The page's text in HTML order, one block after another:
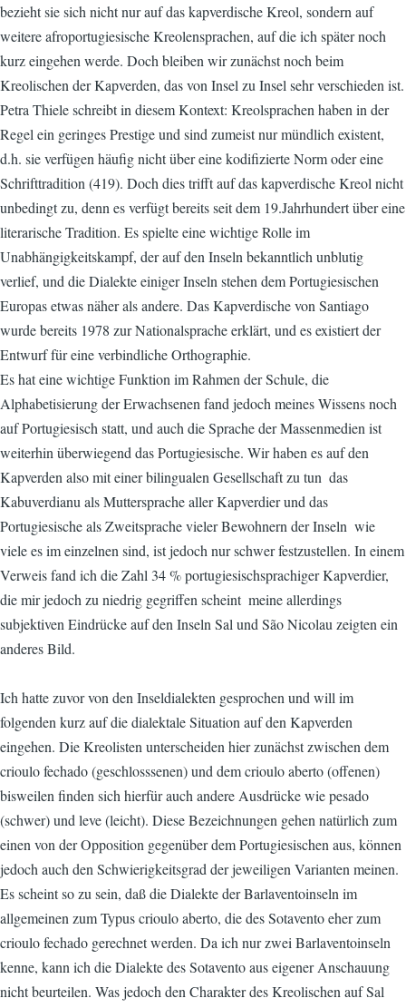
bezieht sie sich nicht nur auf das kapverdische Kreol, sondern auf
weitere afroportugiesische Kreolensprachen, auf die ich später noch
kurz eingehen werde. Doch bleiben wir zunächst noch beim
Kreolischen der Kapverden, das von Insel zu Insel sehr verschieden ist.
Petra Thiele schreibt in diesem Kontext: Kreolsprachen haben in der
Regel ein geringes Prestige und sind zumeist nur mündlich existent,
d.h. sie verfügen häufig nicht über eine kodifizierte Norm oder eine
Schrifttradition (419). Doch dies trifft auf das kapverdische Kreol nicht
unbedingt zu, denn es verfügt bereits seit dem 19.Jahrhundert über eine
literarische Tradition. Es spielte eine wichtige Rolle im
Unabhängigkeitskampf, der auf den Inseln bekanntlich unblutig
verlief, und die Dialekte einiger Inseln stehen dem Portugiesischen
Europas etwas näher als andere. Das Kapverdische von Santiago
wurde bereits 1978 zur Nationalsprache erklärt, und es existiert der
Entwurf für eine verbindliche Orthographie.
Es hat eine wichtige Funktion im Rahmen der Schule, die
Alphabetisierung der Erwachsenen fand jedoch meines Wissens noch
auf Portugiesisch statt, und auch die Sprache der Massenmedien ist
weiterhin überwiegend das Portugiesische. Wir haben es auf den
Kapverden also mit einer bilingualen Gesellschaft zu tun  das
Kabuverdianu als Muttersprache aller Kapverdier und das
Portugiesische als Zweitsprache vieler Bewohnern der Inseln  wie
viele es im einzelnen sind, ist jedoch nur schwer festzustellen. In einem
Verweis fand ich die Zahl 34 % portugiesischsprachiger Kapverdier,
die mir jedoch zu niedrig gegriffen scheint  meine allerdings
subjektiven Eindrücke auf den Inseln Sal und São Nicolau zeigten ein
anderes Bild.
Ich hatte zuvor von den Inseldialekten gesprochen und will im
folgenden kurz auf die dialektale Situation auf den Kapverden
eingehen. Die Kreolisten unterscheiden hier zunächst zwischen dem
crioulo fechado (geschlosssenen) und dem crioulo aberto (offenen)
bisweilen finden sich hierfür auch andere Ausdrücke wie pesado
(schwer) und leve (leicht). Diese Bezeichnungen gehen natürlich zum
einen von der Opposition gegenüber dem Portugiesischen aus, können
jedoch auch den Schwierigkeitsgrad der jeweiligen Varianten meinen.
Es scheint so zu sein, daß die Dialekte der Barlaventoinseln im
allgemeinen zum Typus crioulo aberto, die des Sotavento eher zum
crioulo fechado gerechnet werden. Da ich nur zwei Barlaventoinseln
kenne, kann ich die Dialekte des Sotavento aus eigener Anschauung
nicht beurteilen. Was jedoch den Charakter des Kreolischen auf Sal